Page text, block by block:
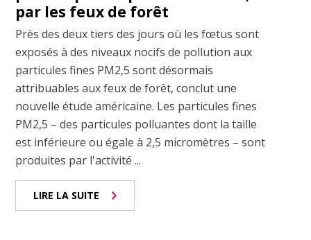
par les feux de forêt
Près des deux tiers des jours où les fœtus sont
exposés à des niveaux nocifs de pollution aux
particules fines PM2,5 sont désormais
attribuables aux feux de forêt, conclut une
nouvelle étude américaine. Les particules fines
PM2,5 – des particules polluantes dont la taille
est inférieure ou égale à 2,5 micromètres – sont
produites par l'activité ...
LIRE LA SUITE